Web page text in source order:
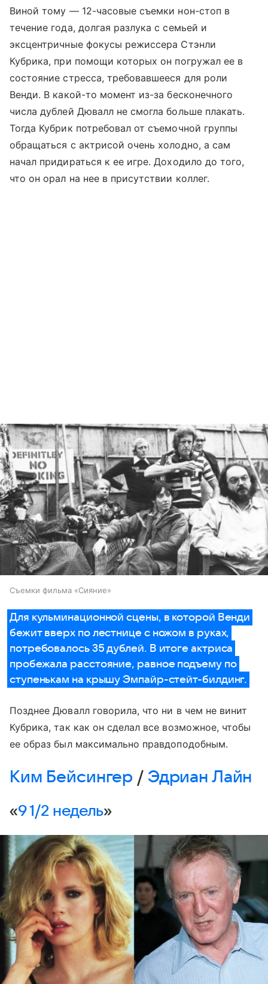
Виной тому — 12-часовые съемки нон-стоп в
течение года, долгая разлука с семьей и
эксцентричные фокусы режиссера Стэнли
Кубрика, при помощи которых он погружал ее в
состояние стресса, требовавшееся для роли
Венди. В какой-то момент из-за бесконечного
числа дублей Дювалл не смогла больше плакать.
Тогда Кубрик потребовал от съемочной группы
обращаться с актрисой очень холодно, а сам
начал придираться к ее игре. Доходило до того,
что он орал на нее в присутствии коллег.
Съемки фильма «Сияние»
Для кульминационной сцены, в которой Венди
бежит вверх по лестнице с ножом в руках,
потребовалось 35 дублей. В итоге актриса
пробежала расстояние, равное подъему по
ступенькам на крышу Эмпайр-стейт-билдинг.
Позднее Дювалл говорила, что ни в чем не винит
Кубрика, так как он сделал все возможное, чтобы
ее образ был максимально правдоподобным.
Ким Бейсингер / Эдриан Лайн
«9 1/2 недель»